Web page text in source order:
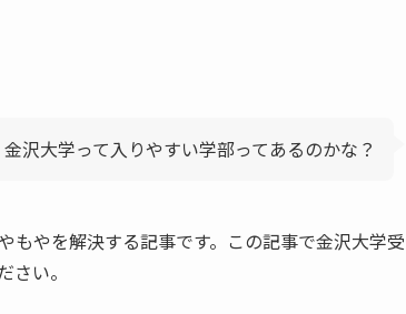
金沢大学って入りやすい学部ってあるのかな？
もやを解決する記事です。この記事で金沢大学受
い。